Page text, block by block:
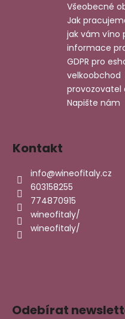
Všeobecné
Jak
jak vám víno
informace
GDPR pro
velkoobchod
provozovatel
Napište nám
Kontakt
info@wineofitaly.cz
603158255
774870915
wineofitaly/
wineofitaly/
Odebírat